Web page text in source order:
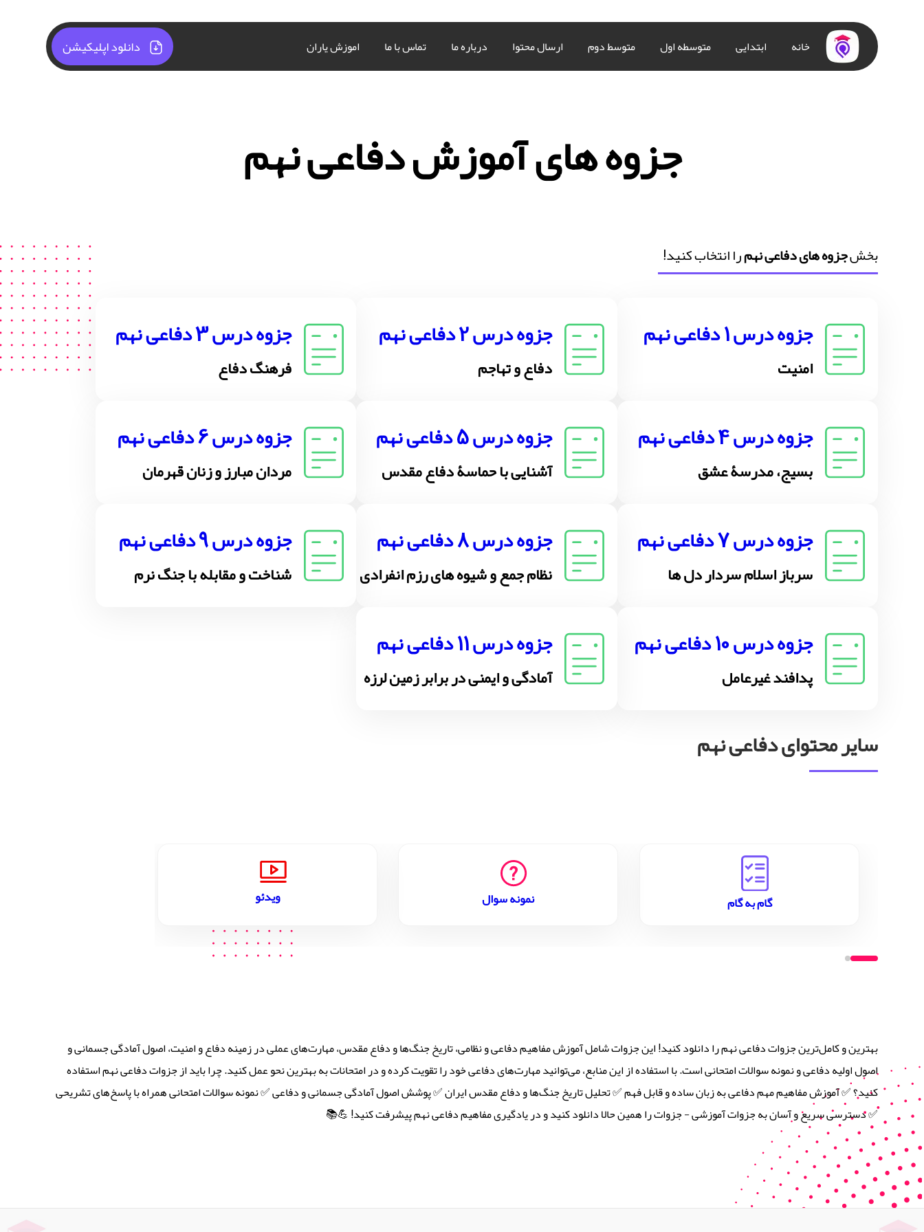
خانه ابتدایی متوسطه اول متوسط دوم ارسال محتوا درباره ما تماس با ما اموزش یاران دانلود اپلیکیشن
جزوه های آموزش دفاعی نهم
بخشجزوه های دفاعی نهمرا انتخاب کنید!
جزوه درس 1 دفاعی نهم
امنیت
جزوه درس 2 دفاعی نهم
دفاع و تهاجم
جزوه درس 3 دفاعی نهم
فرهنگ دفاع
جزوه درس 4 دفاعی نهم
بسیج، مدرسۀ عشق
جزوه درس 5 دفاعی نهم
آشنایی با حماسۀ دفاع مقدس
جزوه درس 6 دفاعی نهم
مردان مبارز و زنان قهرمان
جزوه درس 7 دفاعی نهم
سرباز اسلام سردار دل ها
جزوه درس 8 دفاعی نهم
نظام جمع و شیوه های رزم انفرادی
جزوه درس 9 دفاعی نهم
شناخت و مقابله با جنگ نرم
جزوه درس 10 دفاعی نهم
پدافند غیرعامل
جزوه درس 11 دفاعی نهم
آمادگی و ایمنی در برابر زمین لرزه
سایر محتوای دفاعی نهم
گام به گام نمونه سوال ویدئو
بهترین و کامل‌ترین جزوات دفاعی نهم را دانلود کنید! این جزوات شامل آموزش مفاهیم دفاعی و نظامی، تاریخ جنگ‌ها و دفاع مقدس، مهارت‌های عملی در زمینه دفاع و امنیت، اصول آمادگی جسمانی و
اصول اولیه دفاعی و نمونه سوالات امتحانی است. با استفاده از این منابع، می‌توانید مهارت‌های دفاعی خود را تقویت کرده و در امتحانات به بهترین نحو عمل کنید. چرا باید از جزوات دفاعی نهم استفاده
کنید؟ ✅ آموزش مفاهیم مهم دفاعی به زبان ساده و قابل فهم ✅ تحلیل تاریخ جنگ‌ها و دفاع مقدس ایران ✅ پوشش اصول آمادگی جسمانی و دفاعی ✅ نمونه سوالات امتحانی همراه با پاسخ‌های تشریحی
✅ دسترسی سریع و آسان به جزوات آموزشی - جزوات را همین حالا دانلود کنید و در یادگیری مفاهیم دفاعی نهم پیشرفت کنید! 💪📚